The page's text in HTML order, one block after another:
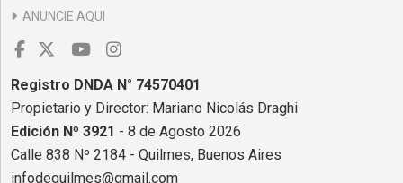
ANUNCIE AQUI
Registro DNDA N° 74570401
Propietario y Director: Mariano Nicolás Draghi
Edición Nº 3921 - 8 de Agosto 2026
Calle 838 Nº 2184 - Quilmes, Buenos Aires
infodequilmes@gmail.com